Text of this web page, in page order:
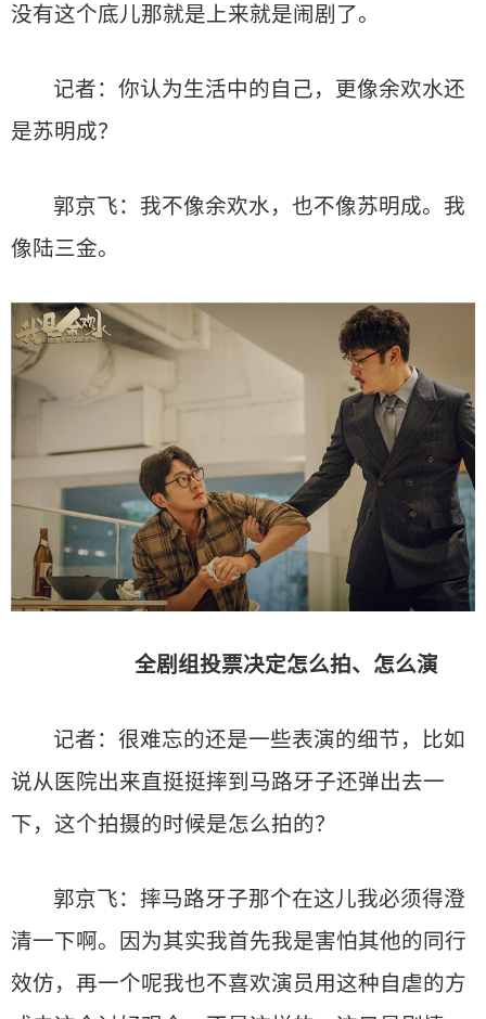
没有这个底儿那就是上来就是闹剧了。
记者：你认为生活中的自己，更像余欢水还
是苏明成？
郭京飞：我不像余欢水，也不像苏明成。我
像陆三金。
全剧组投票决定怎么拍、怎么演
记者：很难忘的还是一些表演的细节，比如
说从医院出来直挺挺摔到马路牙子还弹出去一
下，这个拍摄的时候是怎么拍的？
郭京飞：摔马路牙子那个在这儿我必须得澄
清一下啊。因为其实我首先我是害怕其他的同行
效仿，再一个呢我也不喜欢演员用这种自虐的方